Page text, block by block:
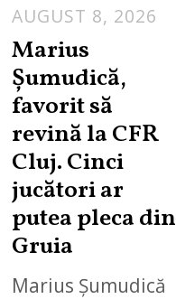
AUGUST 8, 2026
Marius
Șumudică,
favorit să
revină la CFR
Cluj. Cinci
jucători ar
putea pleca din
Gruia
Marius Șumudică